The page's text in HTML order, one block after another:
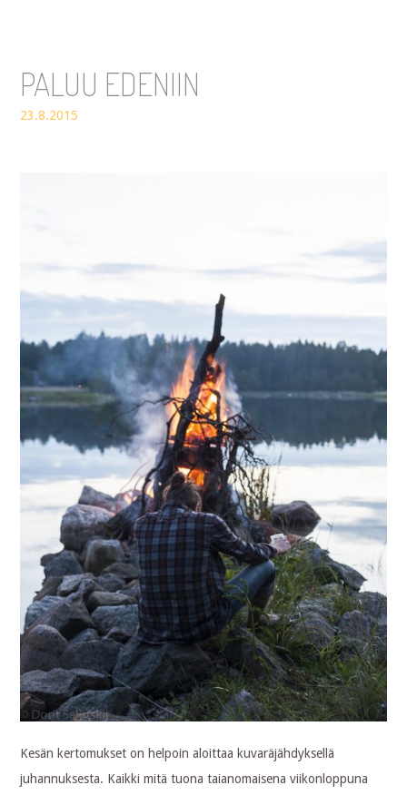
PALUU EDENIIN
23.8.2015
Kesän kertomukset on helpoin aloittaa kuvaräjähdyksellä
juhannuksesta. Kaikki mitä tuona taianomaisena viikonloppuna